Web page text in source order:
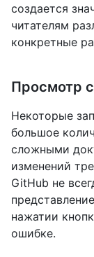
создается
читателям
конкретные
Просмотр
Некоторые
большое
сложными
изменений
GitHub не
нажатии
ошибке.